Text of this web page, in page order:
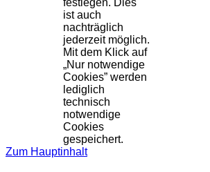
festlegen. Dies
ist auch
nachträglich
jederzeit möglich.
Mit dem Klick auf
„Nur notwendige
Cookies” werden
lediglich
technisch
notwendige
Cookies
gespeichert.
Zum Hauptinhalt